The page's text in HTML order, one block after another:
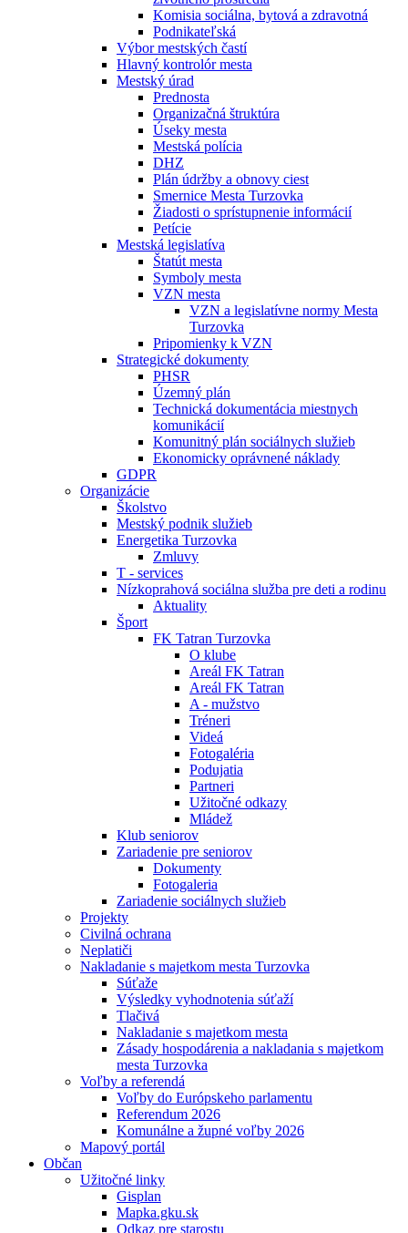
Komisia sociálna, bytová a zdravotná
Podnikateľská
Výbor mestských častí
Hlavný kontrolór mesta
Mestský úrad
Prednosta
Organizačná štruktúra
Úseky mesta
Mestská polícia
DHZ
Plán údržby a obnovy ciest
Smernice Mesta Turzovka
Žiadosti o sprístupnenie informácií
Petície
Mestská legislatíva
Štatút mesta
Symboly mesta
VZN mesta
VZN a legislatívne normy Mesta
Turzovka
Pripomienky k VZN
Strategické dokumenty
PHSR
Územný plán
Technická dokumentácia miestnych
komunikácií
Komunitný plán sociálnych služieb
Ekonomicky oprávnené náklady
GDPR
Organizácie
Školstvo
Mestský podnik služieb
Energetika Turzovka
Zmluvy
T - services
Nízkoprahová sociálna služba pre deti a rodinu
Aktuality
Šport
FK Tatran Turzovka
O klube
Areál FK Tatran
Areál FK Tatran
A - mužstvo
Tréneri
Videá
Fotogaléria
Podujatia
Partneri
Užitočné odkazy
Mládež
Klub seniorov
Zariadenie pre seniorov
Dokumenty
Fotogaleria
Zariadenie sociálnych služieb
Projekty
Civilná ochrana
Neplatiči
Nakladanie s majetkom mesta Turzovka
Súťaže
Výsledky vyhodnotenia súťaží
Tlačivá
Nakladanie s majetkom mesta
Zásady hospodárenia a nakladania s majetkom
mesta Turzovka
Voľby a referendá
Voľby do Európskeho parlamentu
Referendum 2026
Komunálne a župné voľby 2026
Mapový portál
Občan
Užitočné linky
Gisplan
Mapka.gku.sk
Odkaz pre starostu